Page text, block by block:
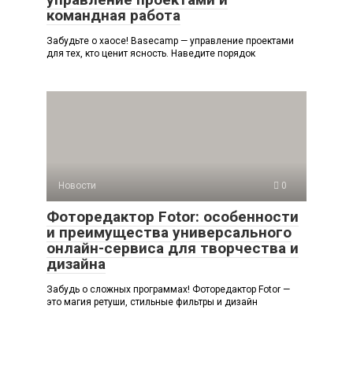
командная работа
Забудьте о хаосе! Basecamp — управление проектами
для тех, кто ценит ясность. Наведите порядок
Новости 0
Фоторедактор Fotor: особенности
и преимущества универсального
онлайн-сервиса для творчества и
дизайна
Забудь о сложных программах! Фоторедактор Fotor —
это магия ретуши, стильные фильтры и дизайн